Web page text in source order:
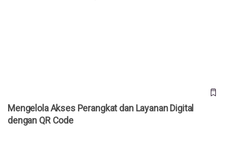
Mengelola Akses Perangkat dan Layanan Digital
dengan QR Code